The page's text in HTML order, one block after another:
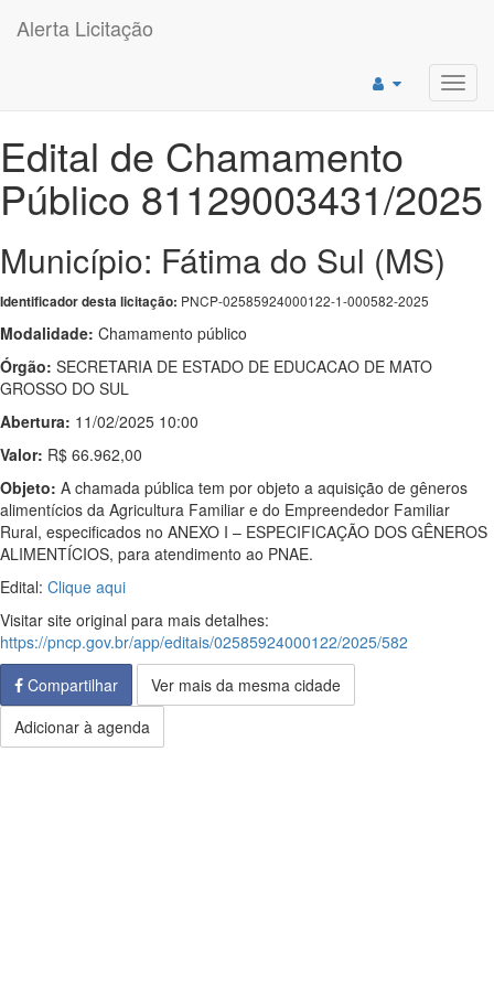
Alerta Licitação
Edital de Chamamento
Público 81129003431/2025
Município: Fátima do Sul (MS)
Identificador desta licitação: PNCP-02585924000122-1-000582-2025
Modalidade: Chamamento público
Órgão: SECRETARIA DE ESTADO DE EDUCACAO DE MATO
GROSSO DO SUL
Abertura: 11/02/2025 10:00
Valor: R$ 66.962,00
Objeto: A chamada pública tem por objeto a aquisição de gêneros
alimentícios da Agricultura Familiar e do Empreendedor Familiar
Rural, especificados no ANEXO I – ESPECIFICAÇÃO DOS GÊNEROS
ALIMENTÍCIOS, para atendimento ao PNAE.
Edital: Clique aqui
Visitar site original para mais detalhes:
https://pncp.gov.br/app/editais/02585924000122/2025/582
Compartilhar
Ver mais da mesma cidade
Adicionar à agenda